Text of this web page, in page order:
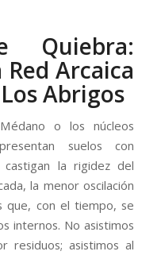
Quiebra:
Arcaica
Abrigos
o los núcleos
suelos con
la rigidez del
la menor oscilación
que, con el tiempo, se
internos. No asistimos
residuos; asistimos al